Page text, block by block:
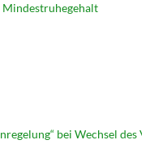
Mindestruhegehalt
bei Wechsel des